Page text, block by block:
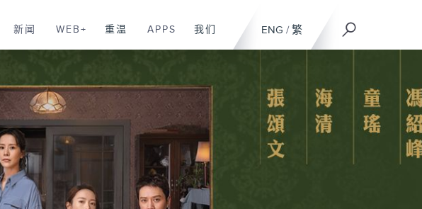
ENG / 繁
新闻 WEB+ 重温 APPS 我们